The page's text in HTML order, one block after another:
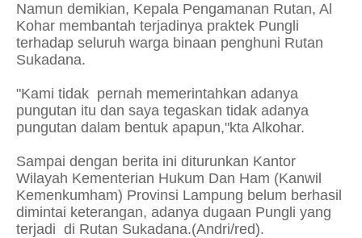
Namun demikian, Kepala Pengamanan Rutan, Al
Kohar membantah terjadinya praktek Pungli
terhadap seluruh warga binaan penghuni Rutan
Sukadana.
"Kami tidak pernah memerintahkan adanya
pungutan itu dan saya tegaskan tidak adanya
pungutan dalam bentuk apapun,"kta Alkohar.
Sampai dengan berita ini diturunkan Kantor
Wilayah Kementerian Hukum Dan Ham (Kanwil
Kemenkumham) Provinsi Lampung belum berhasil
dimintai keterangan, adanya dugaan Pungli yang
terjadi di Rutan Sukadana.(Andri/red).